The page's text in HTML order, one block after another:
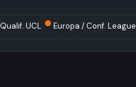
Qualif. UCL Europa / Conf. League